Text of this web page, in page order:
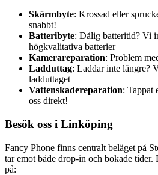
Skärmbyte: Krossad eller
snabbt!
Batteribyte: Dålig batteritid? Vi
högkvalitativa batterier
Kamerareparation: Problem
Ladduttag: Laddar inte längre?
ladduttaget
Vattenskadereparation: Tappat
oss direkt!
Besök oss i Linköping
Fancy Phone finns centralt beläget på
tar emot både drop-in och bokade tider.
på: